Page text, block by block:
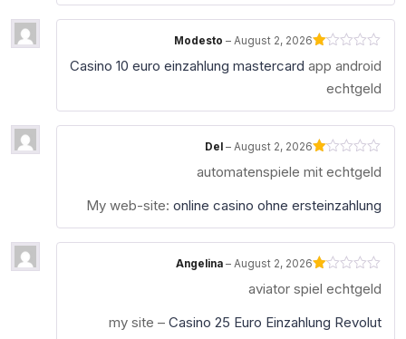
1
5
Modesto– August 2, 2026
Casino 10 euro einzahlung mastercard app android
echtgeld
1
of
5
Del– August 2, 2026
automatenspiele mit echtgeld
My web-site: online casino ohne ersteinzahlung
1
of
5
Angelina– August 2, 2026
aviator spiel echtgeld
my site – Casino 25 Euro Einzahlung Revolut